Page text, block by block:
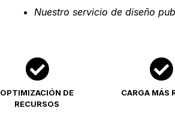
Nuestro servicio de diseño
OPTIMIZACIÓN DE
RECURSOS
CARGA MÁS